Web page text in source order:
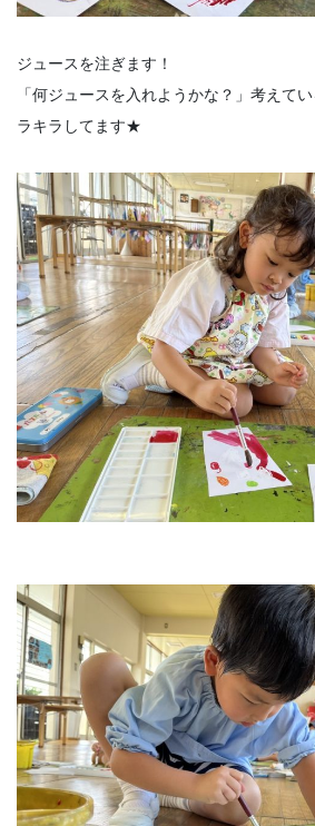
ジュースを注ぎます！
「何ジュースを入れようかな？」考えて
ラキラしてます★